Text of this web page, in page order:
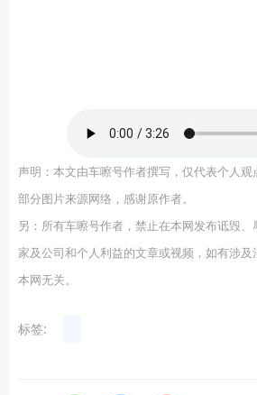
声明：本文由车嚓号作者撰写，仅代表个人
部分图片来源网络，感谢原作者。
另：所有车嚓号作者，禁止在本网发布诋毁
家及公司和个人利益的文章或视频，如有涉
本网无关。
标签: